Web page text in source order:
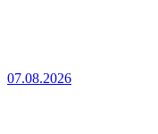
07.08.2026